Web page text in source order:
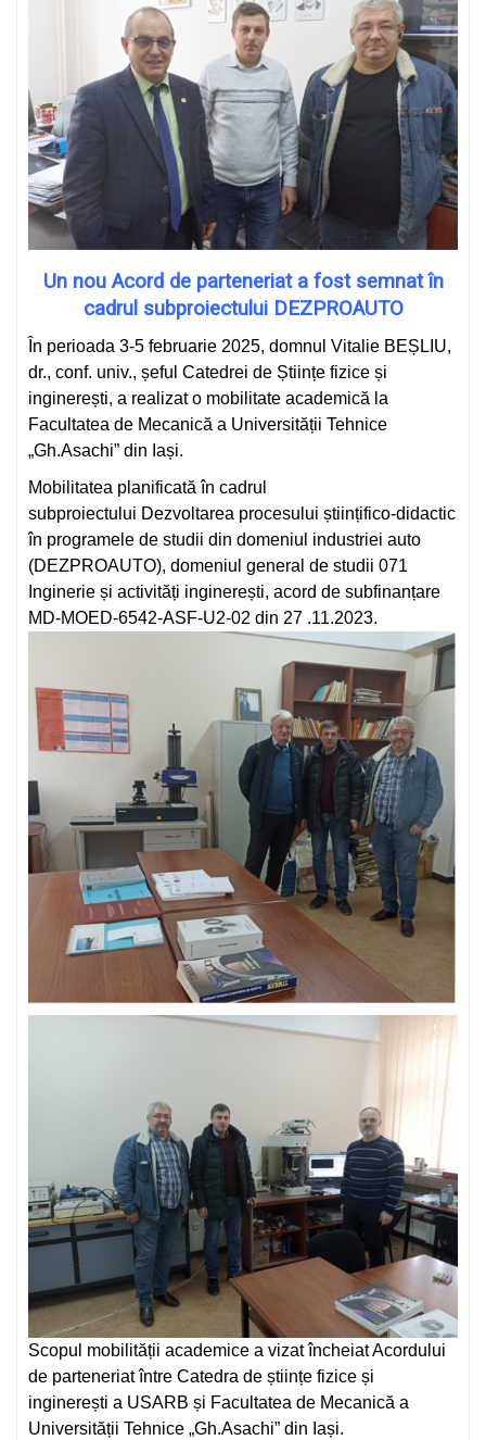
Un nou Acord de parteneriat a fost semnat în
cadrul subproiectului DEZPROAUTO
În perioada 3-5 februarie 2025, domnul Vitalie BEȘLIU,
dr., conf. univ., șeful Catedrei de Științe fizice și
inginerești, a realizat o mobilitate academică la
Facultatea de Mecanică a Universității Tehnice
„Gh.Asachi” din Iași.
Mobilitatea planificată în cadrul
subproiectului Dezvoltarea procesului științifico-didactic
în programele de studii din domeniul industriei auto
(DEZPROAUTO), domeniul general de studii 071
Inginerie și activități inginerești, acord de subfinanțare
MD-MOED-6542-ASF-U2-02 din 27 .11.2023.
Scopul mobilității academice a vizat încheiat Acordului
de parteneriat între Catedra de științe fizice și
inginerești a USARB și Facultatea de Mecanică a
Universității Tehnice „Gh.Asachi” din Iași.